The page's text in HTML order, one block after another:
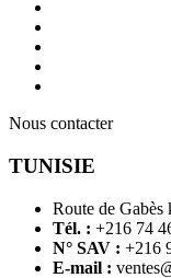
Nous contacter
TUNISIE
Route de
Tél. : +216 74
N° SAV : +216
E-mail :